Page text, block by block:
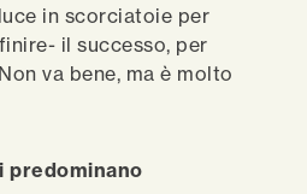
in scorciatoie per
il successo, per
va bene, ma è molto
predominano